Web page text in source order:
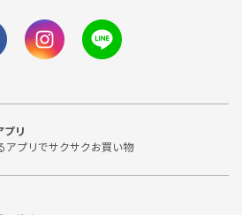
プリ
アプリでサクサクお買い物